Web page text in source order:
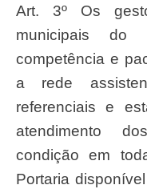
Art. 3º Os gestores estaduais, distrital e
municipais
competência e
a rede
referenciais e
atendimento
condição em
Portaria